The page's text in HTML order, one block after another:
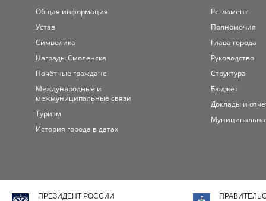
Общая информация
Устав
Символика
Награды Смоленска
Почётные граждане
Международные и
межмуниципальные связи
Туризм
История города в датах
Регламент
Полномочия
Глава города
Руководство
Структура
Бюджет
Доклады и
ПРЕЗИДЕНТ РОССИИ